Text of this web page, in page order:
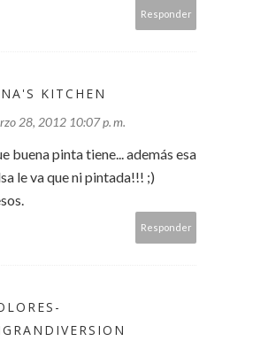
Responder
KITCHEN
28, 2012 10:07 p. m.
buena pinta tiene... además esa
le va que ni pintada!!! ;)
Responder